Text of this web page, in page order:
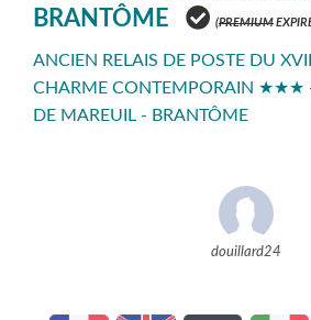
BRANTÔME
(PREMIUM
ANCIEN RELAIS DE POSTE DU
CHARME CONTEMPORAIN ★★★ -
DE MAREUIL - BRANTÔME
douillard24